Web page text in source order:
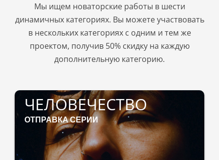
Мы ищем новаторские работы в шести
динамичных категориях. Вы можете участвовать
в нескольких категориях с одним и тем же
проектом, получив 50% скидку на каждую
дополнительную категорию.
ЧЕЛОВЕЧЕСТВО
ОТПРАВКА СЕРИИ